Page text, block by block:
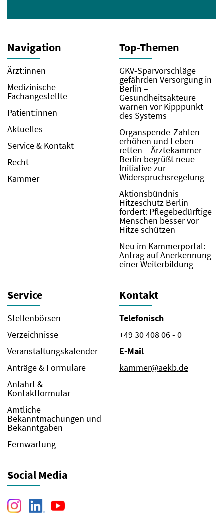
Navigation
Ärzt:innen
Medizinische
Fachangestellte
Patient:innen
Aktuelles
Service & Kontakt
Recht
Kammer
Top-Themen
GKV-Sparvorschläge
gefährden Versorgung in
Berlin –
Gesundheitsakteure
warnen vor Kipppunkt
des Systems
Organspende-Zahlen
erhöhen und Leben
retten – Ärztekammer
Berlin begrüßt neue
Initiative zur
Widerspruchsregelung
Aktionsbündnis
Hitzeschutz Berlin
fordert: Pflegebedürftige
Menschen besser vor
Hitze schützen
Neu im Kammerportal:
Antrag auf Anerkennung
einer Weiterbildung
Service
Stellenbörsen
Verzeichnisse
Veranstaltungskalender
Anträge & Formulare
Anfahrt &
Kontaktformular
Amtliche
Bekanntmachungen und
Bekanntgaben
Fernwartung
Kontakt
Telefonisch
+49 30 408 06 - 0
E-Mail
kammer@aekb.de
Social Media